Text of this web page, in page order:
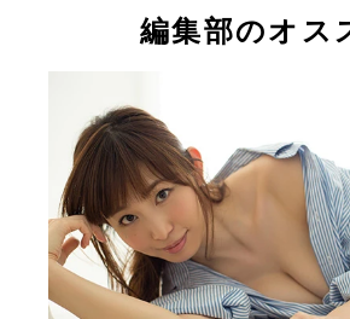
編集部のオス